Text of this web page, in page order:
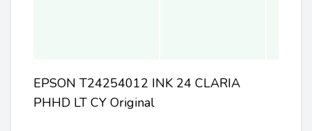
EPSON T24254012 INK 24 CLARIA
PHHD LT CY Original